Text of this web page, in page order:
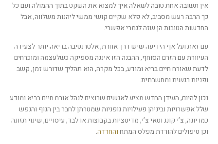
אין תשובה אחת טובה לשאלה איך למצוא את השקט בתוך ההמולה ועם כל
כך הרבה רעש מסביב, לא פלא שקיים קושי ממשי ליהנות משלווה, אבל
החדשות הטובות הן שזה לגמרי אפשרי.
עם זאת ועל אף הידיעה שיש דרך אחרת, אלטרנטיבה בריאה יותר לצעידה
העיוורת עם הזרם הסוחף, ההבנה הזו איננה מספיקה כשלעצמה ומוכרחים
לדעת שאורח חיים בריא ומודע, בכל מקרה, הוא תהליך שדורש זמן, קשב
ופניות רגשית ומחשבתית.
נכון להיום, העידן החדש מציע לאנשים שרוצים לנהל אורח חיים בריא ומודע
שלל אפשרויות וביניהן פעילויות גופניות שמטרתן לחבר בין הגוף והנפש
כמו יוגה, צ’י קונג וטאי צ’י, מדיטציות בקבוצות או לבד, עיסויים, שינוי תזונה
וכן טיפולים להורדת מפלס המתחוהחרדה.